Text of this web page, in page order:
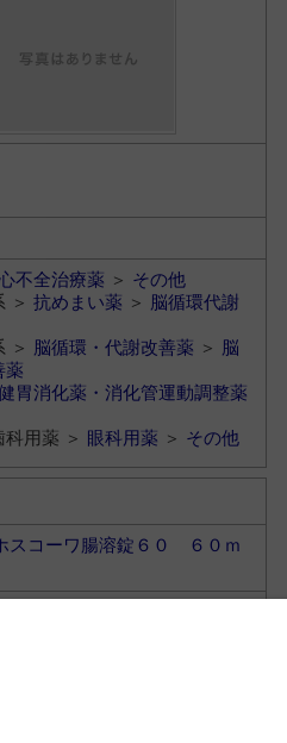
不全治療薬 ＞ その他
＞抗めまい薬 ＞ 脳循環代謝
＞ 脳循環・代謝改善薬 ＞ 脳
薬
胃消化薬・消化管運動調整薬
用薬 ＞ 眼科用薬 ＞ その他
スコーワ腸溶錠６０ ６０ｍ